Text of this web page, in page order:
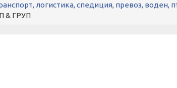
логистика, спедиция, превоз, воден,
& ГРУП